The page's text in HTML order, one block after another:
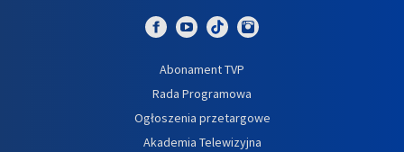
Abonament TVP
Rada Programowa
Ogłoszenia przetargowe
Akademia Telewizyjna